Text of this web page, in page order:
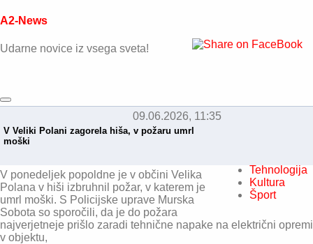
A2-News
Udarne novice iz vsega sveta!
Tehnologija
Kultura
Šport
09.06.2026, 11:35
V Veliki Polani zagorela hiša, v požaru umrl
moški
V ponedeljek popoldne je v občini Velika
Polana v hiši izbruhnil požar, v katerem je
umrl moški. S Policijske uprave Murska
Sobota so sporočili, da je do požara
najverjetneje prišlo zaradi tehnične napake na električni opremi
v objektu,